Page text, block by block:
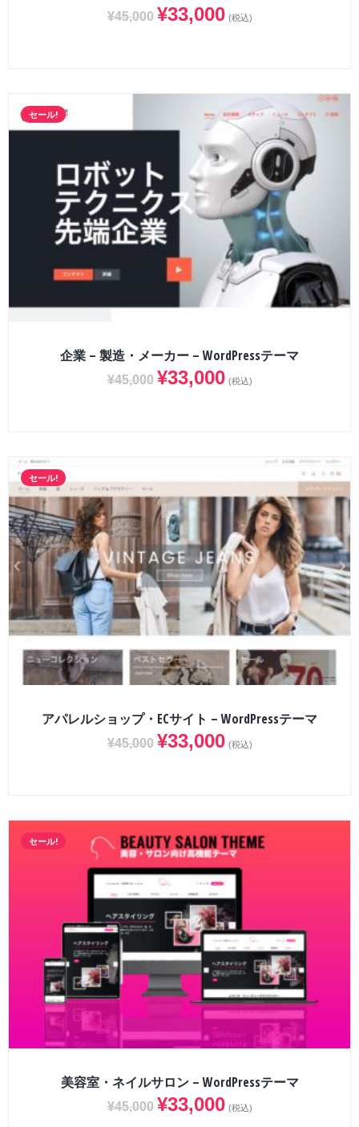
¥45,000 ¥33,000 (税込)
セール!
企業 – 製造・メーカー – WordPressテーマ
¥45,000 ¥33,000 (税込)
セール!
アパレルショップ・ECサイト – WordPressテーマ
¥45,000 ¥33,000 (税込)
セール!
美容室・ネイルサロン – WordPressテーマ
¥45,000 ¥33,000 (税込)